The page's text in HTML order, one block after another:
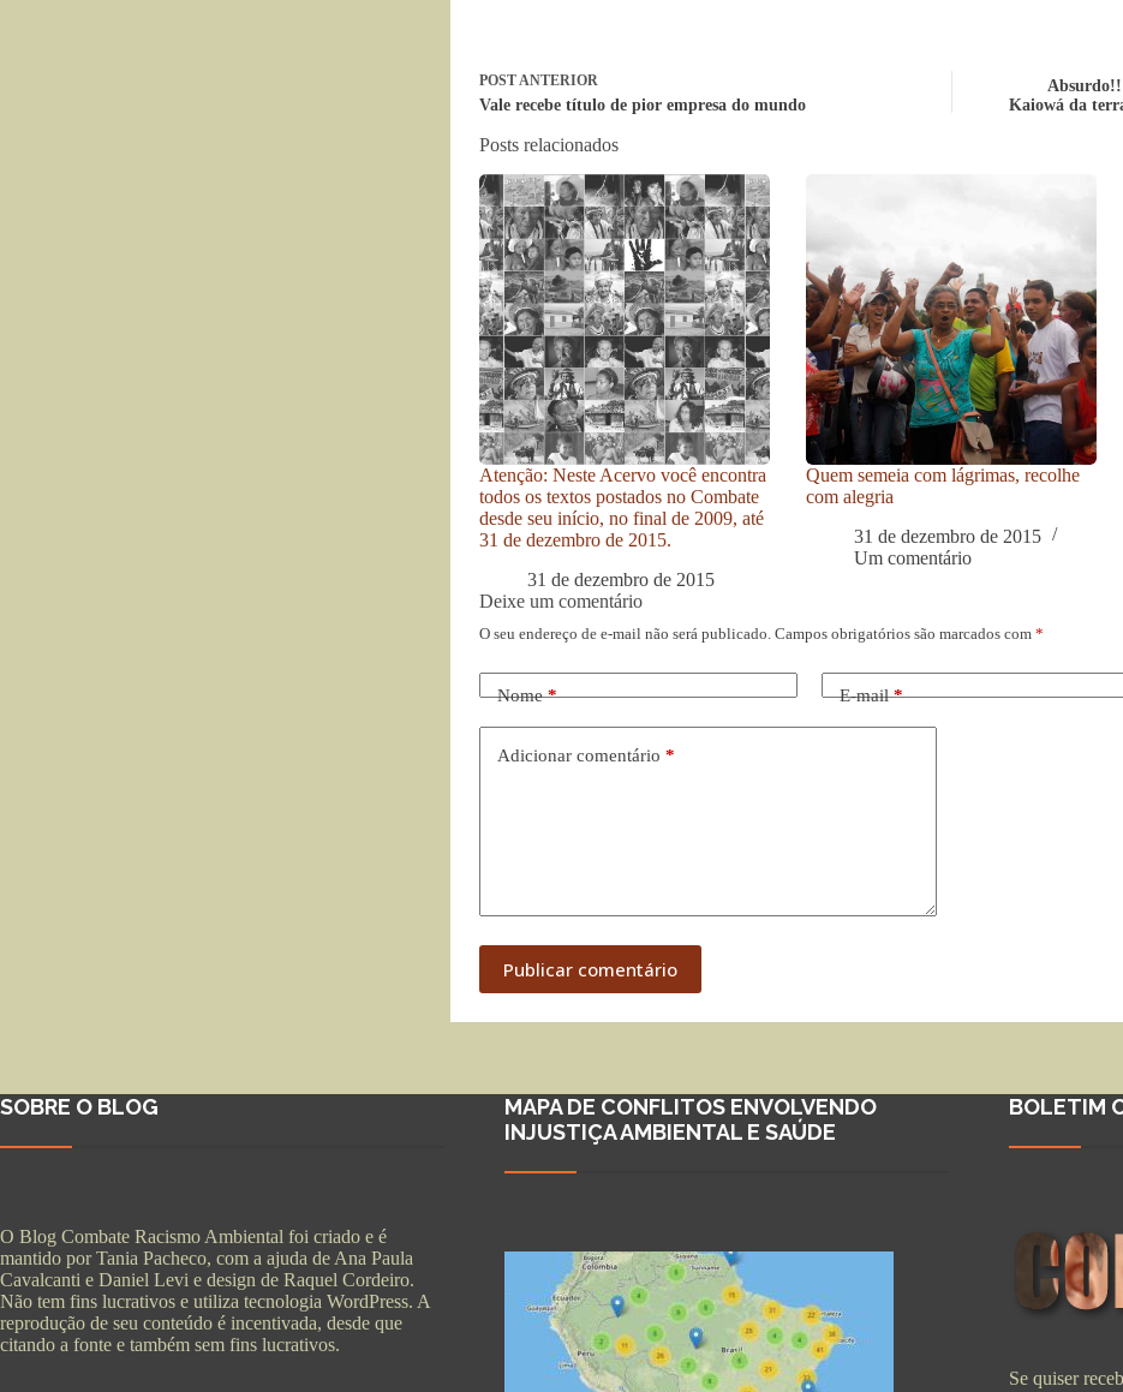
POSTANTERIOR
Vale recebe título de pior empresa do mundo
Kaiowá da
Posts relacionados
Atenção: Neste Acervo você encontra
todos os textos postados no Combate
desde seu início, no final de 2009, até
31 de dezembro de 2015.
31 de dezembro de 2015
Quem semeia com lágrimas, recolhe
com alegria
31 de dezembro de 2015
Um comentário
Deixe um comentário
O seu endereço de e-mail não será publicado. Campos obrigatórios são marcados com *
Nome* E-mail*
Adicionar comentário *
Publicar comentário
SOBRE O BLOG
O Blog Combate Racismo Ambiental foi criado e é
mantido por Tania Pacheco, com a ajuda de Ana Paula
Cavalcanti e Daniel Levi e design de Raquel Cordeiro.
Não tem fins lucrativos e utiliza tecnologia WordPress. A
reprodução de seu conteúdo é incentivada, desde que
citando a fonte e também sem fins lucrativos.
MAPA DE CONFLITOS ENVOLVENDO
INJUSTIÇA AMBIENTAL E SAÚDE
BOLETIM
Se quiser